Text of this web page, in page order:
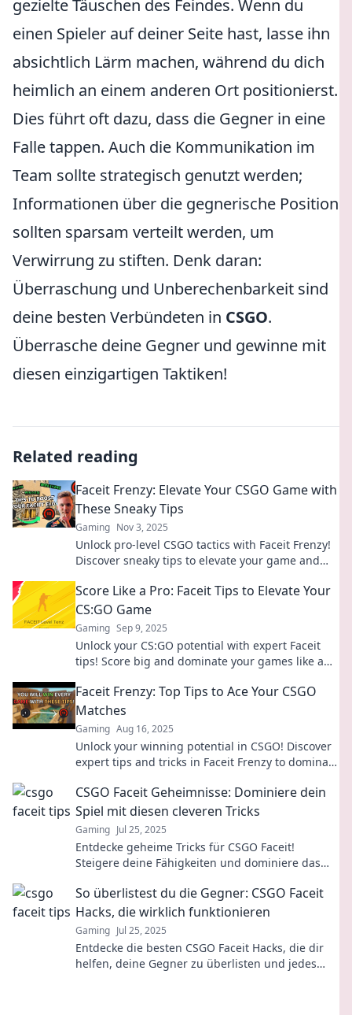
gezielte Täuschen des Feindes. Wenn du
einen Spieler auf deiner Seite hast, lasse ihn
absichtlich Lärm machen, während du dich
heimlich an einem anderen Ort positionierst.
Dies führt oft dazu, dass die Gegner in eine
Falle tappen. Auch die Kommunikation im
Team sollte strategisch genutzt werden;
Informationen über die gegnerische Position
sollten sparsam verteilt werden, um
Verwirrung zu stiften. Denk daran:
Überraschung und Unberechenbarkeit sind
deine besten Verbündeten in CSGO.
Überrasche deine Gegner und gewinne mit
diesen einzigartigen Taktiken!
Related reading
Faceit Frenzy: Elevate Your CSGO Game with
These Sneaky Tips
Gaming Nov 3, 2025
Unlock pro-level CSGO tactics with Faceit Frenzy!
Discover sneaky tips to elevate your game and
Score Like a Pro: Faceit Tips to Elevate Your
CS:GO Game
Gaming Sep 9, 2025
Unlock your CS:GO potential with expert Faceit
tips! Score big and dominate your games like a
Faceit Frenzy: Top Tips to Ace Your CSGO
Matches
Gaming Aug 16, 2025
Unlock your winning potential in CSGO! Discover
expert tips and tricks in Faceit Frenzy to dominate
CSGO Faceit Geheimnisse: Dominiere dein
Spiel mit diesen cleveren Tricks
Gaming Jul 25, 2025
Entdecke geheime Tricks für CSGO Faceit!
Steigere deine Fähigkeiten und dominiere das
So überlistest du die Gegner: CSGO Faceit
Hacks, die wirklich funktionieren
Gaming Jul 25, 2025
Entdecke die besten CSGO Faceit Hacks, die dir
helfen, deine Gegner zu überlisten und jedes